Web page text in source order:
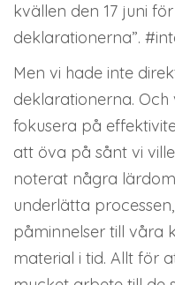
kvällen den 17 juni
deklarationerna”.
Men vi hade inte
deklarationerna.
fokusera på
att öva på sånt vi
noterat några
underlätta
påminnelser till våra
material i tid. Allt för